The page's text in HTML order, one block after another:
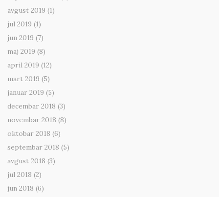
avgust 2019 (1)
jul 2019 (1)
jun 2019 (7)
maj 2019 (8)
april 2019 (12)
mart 2019 (5)
januar 2019 (5)
decembar 2018 (3)
novembar 2018 (8)
oktobar 2018 (6)
septembar 2018 (5)
avgust 2018 (3)
jul 2018 (2)
jun 2018 (6)